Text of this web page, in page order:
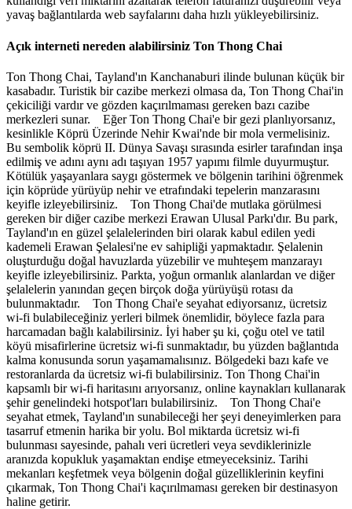
yavaş bağlantılarda web sayfalarını daha hızlı yükleyebilirsiniz.
Açık interneti nereden alabilirsiniz Ton Thong Chai
Ton Thong Chai, Tayland'ın Kanchanaburi ilinde bulunan küçük bir
kasabadır. Turistik bir cazibe merkezi olmasa da, Ton Thong Chai'in
çekiciliği vardır ve gözden kaçırılmaması gereken bazı cazibe
merkezleri sunar. Eğer Ton Thong Chai'e bir gezi planlıyorsanız,
kesinlikle Köprü Üzerinde Nehir Kwai'nde bir mola vermelisiniz.
Bu sembolik köprü II. Dünya Savaşı sırasında esirler tarafından inşa
edilmiş ve adını aynı adı taşıyan 1957 yapımı filmle duyurmuştur.
Kötülük yaşayanlara saygı göstermek ve bölgenin tarihini öğrenmek
için köprüde yürüyüp nehir ve etrafındaki tepelerin manzarasını
keyifle izleyebilirsiniz. Ton Thong Chai'de mutlaka görülmesi
gereken bir diğer cazibe merkezi Erawan Ulusal Parkı'dır. Bu park,
Tayland'ın en güzel şelalelerinden biri olarak kabul edilen yedi
kademeli Erawan Şelalesi'ne ev sahipliği yapmaktadır. Şelalenin
oluşturduğu doğal havuzlarda yüzebilir ve muhteşem manzarayı
keyifle izleyebilirsiniz. Parkta, yoğun ormanlık alanlardan ve diğer
şelalelerin yanından geçen birçok doğa yürüyüşü rotası da
bulunmaktadır. Ton Thong Chai'e seyahat ediyorsanız, ücretsiz
wi-fi bulabileceğiniz yerleri bilmek önemlidir, böylece fazla para
harcamadan bağlı kalabilirsiniz. İyi haber şu ki, çoğu otel ve tatil
köyü misafirlerine ücretsiz wi-fi sunmaktadır, bu yüzden bağlantıda
kalma konusunda sorun yaşamamalısınız. Bölgedeki bazı kafe ve
restoranlarda da ücretsiz wi-fi bulabilirsiniz. Ton Thong Chai'in
kapsamlı bir wi-fi haritasını arıyorsanız, online kaynakları kullanarak
şehir genelindeki hotspot'ları bulabilirsiniz. Ton Thong Chai'e
seyahat etmek, Tayland'ın sunabileceği her şeyi deneyimlerken para
tasarruf etmenin harika bir yolu. Bol miktarda ücretsiz wi-fi
bulunması sayesinde, pahalı veri ücretleri veya sevdiklerinizle
aranızda kopukluk yaşamaktan endişe etmeyeceksiniz. Tarihi
mekanları keşfetmek veya bölgenin doğal güzelliklerinin keyfini
çıkarmak, Ton Thong Chai'i kaçırılmaması gereken bir destinasyon
haline getirir.